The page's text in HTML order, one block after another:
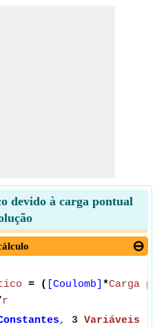
devido à carga pontual
= ( [Coulomb] *Carga
r
, 3 Variáveis